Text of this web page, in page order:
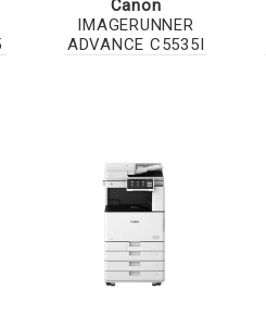
Canon
IMAGERUNNER
ADVANCE C5535I